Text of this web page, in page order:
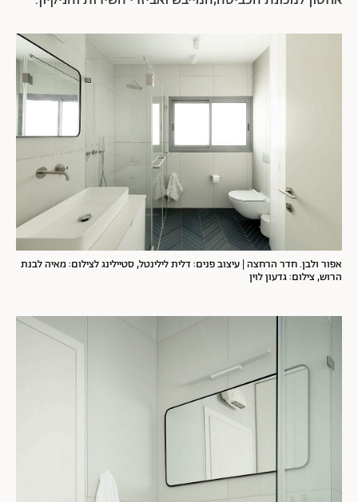
אפור ולבן. חדר הרחצה | עיצוב פנים: דלית לילינטל, סטיילינג לצילום: מאיה לבנת
הרוש, צילום: גדעון לוין